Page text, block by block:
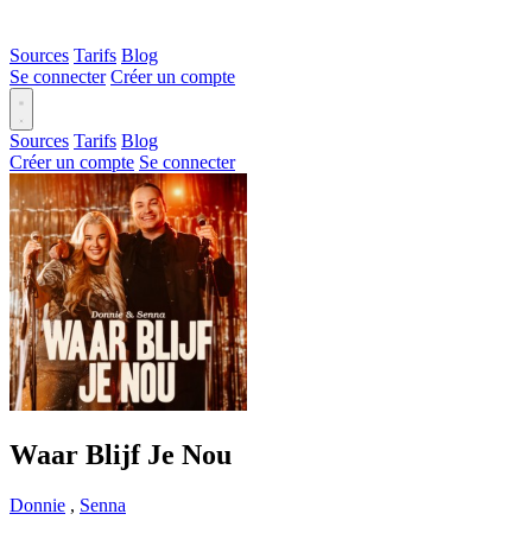
Sources Tarifs Blog
Se connecter Créer un compte
Sources Tarifs Blog
Créer un compte Se connecter
Waar Blijf Je Nou
Donnie , Senna